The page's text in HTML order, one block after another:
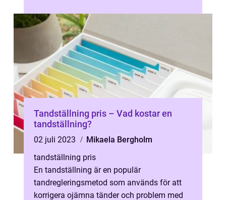
Tandställning pris – Vad kostar en
tandställning?
02 juli 2023
Mikaela Bergholm
tandställning pris
En tandställning är en populär
tandregleringsmetod som används för att
korrigera ojämna tänder och problem med